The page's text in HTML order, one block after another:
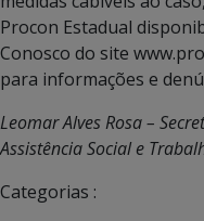
Procon Estadual
Conosco do site
para informações e
Leomar Alves Rosa –
Assistência Social e
Categorias :